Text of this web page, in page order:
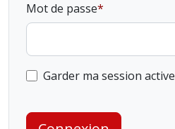
Mot de passe
Garder ma session active